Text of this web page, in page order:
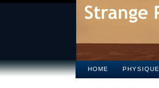
HOME PHYSIQUE